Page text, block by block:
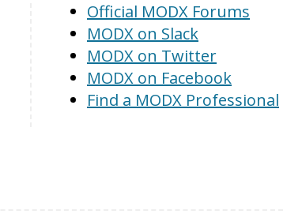
Official MODX Forums
MODX on Slack
MODX on Twitter
MODX on Facebook
Find a MODX Professional